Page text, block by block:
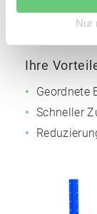
Nur
Nutztiefe:
Ihre
Geordnete
Schneller